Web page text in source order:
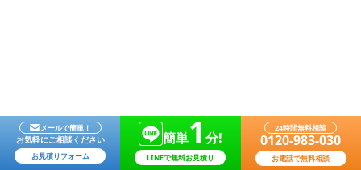
メールで簡単！
お気軽にご相談ください
お見積りフォーム
簡単1 分!
LINEで無料お見積り
24時間無料相談
0120-983-030
お電話で無料相談